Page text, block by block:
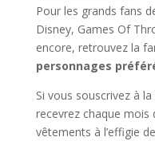
Pour les grands fans
Disney, Games Of
encore, retrouvez la
personnages
Si vous souscrivez à
recevrez chaque mois
vêtements à l’effigie